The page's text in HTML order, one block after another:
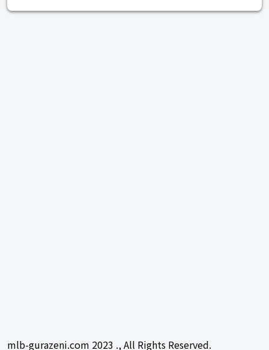
mlb-gurazeni.com 2023 ., All Rights Reserved.